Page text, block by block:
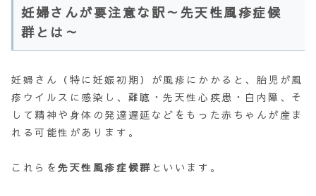
妊婦さんが要注意な訳～先天性風疹症候
群とは～
妊婦さん（特に妊娠初期）が風疹にかかると、胎児が風
疹ウイルスに感染し、難聴・先天性心疾患・白内障、そ
して精神や身体の発達遅延などをもった赤ちゃんが産ま
れる可能性があります。
これらを先天性風疹症候群 といいます。